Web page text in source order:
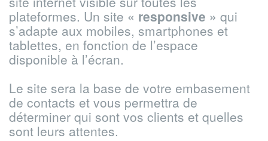
plateformes. Un site « responsive » qui
s’adapte aux mobiles, smartphones et
tablettes, en fonction de l’espace
disponible à l’écran.
Le site sera la base de votre embasement
de contacts et vous permettra de
déterminer qui sont vos clients et quelles
sont leurs attentes.